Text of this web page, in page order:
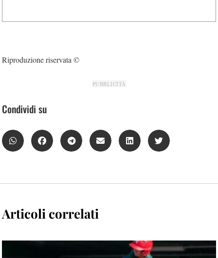
Riproduzione riservata ©
PUBBLICITÀ
Condividi su
Articoli correlati